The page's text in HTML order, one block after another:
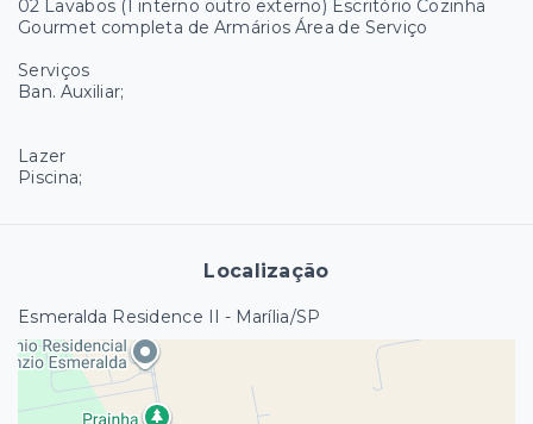
02 Lavabos (1 interno outro externo) Escritório Cozinha
Gourmet completa de Armários Área de Serviço
Serviços
Ban. Auxiliar;
Lazer
Piscina;
Localização
Esmeralda Residence II - Marília/SP